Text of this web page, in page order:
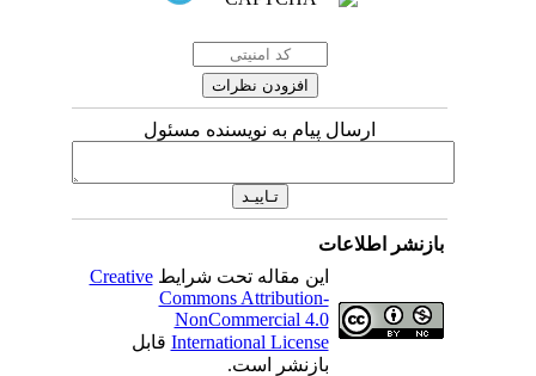
ارسال پیام به نویسنده مسئول
بازنشر اطلاعات
این مقاله تحت شرایطCreative
Commons Attribution-
NonCommercial 4.0
International Licenseقابل
بازنشر است.